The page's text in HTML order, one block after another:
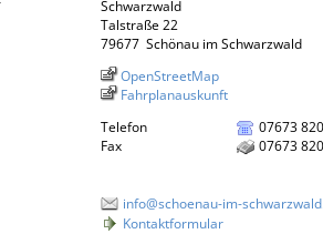
Schwarzwald
Talstraße 22
79677 Schönau im Schwarzwald
OpenStreetMap
Fahrplanauskunft
Telefon
07673
Fax
07673
info@schoenau-im-
Kontaktformular